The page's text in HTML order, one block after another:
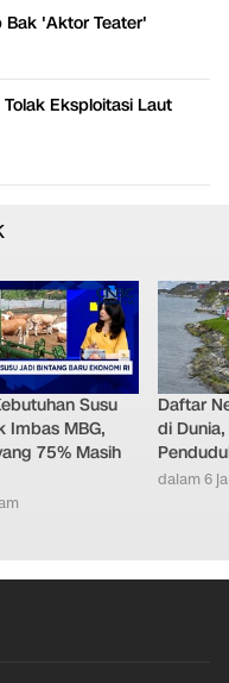
Bak 'Aktor Teater'
Eksploitasi Laut
Susu
Imbas MBG,
75% Masih
Daftar
di
dalam 6